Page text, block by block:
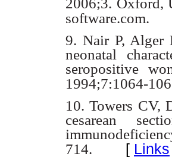
2006;3. Oxford,
software.com.
9. Nair P, Alger
neonatal
seropositive
1994;7:1064-
10. Towers CV,
cesarean
714. [ Links